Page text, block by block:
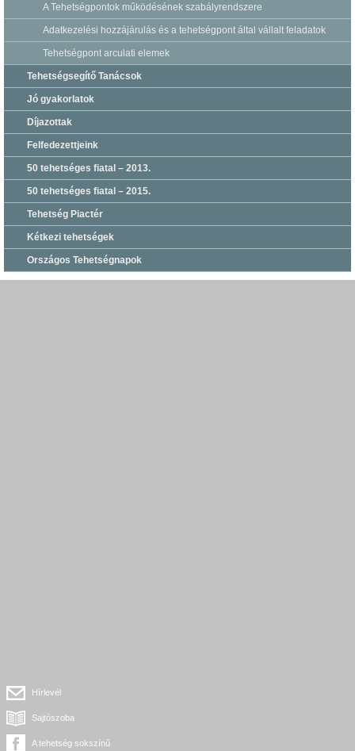
A Tehetségpontok működésének szabályrendszere
Adatkezelési hozzájárulás és a tehetségpont által vállalt feladatok
Tehetségpont arculati elemek
Tehetségsegítő Tanácsok
Jó gyakorlatok
Díjazottak
Felfedezettjeink
50 tehetséges fiatal – 2013.
50 tehetséges fiatal – 2015.
Tehetség Piactér
Kétkezi tehetségek
Országos Tehetségnapok
Hírlevél
Sajtószoba
A tehetség sokszínű